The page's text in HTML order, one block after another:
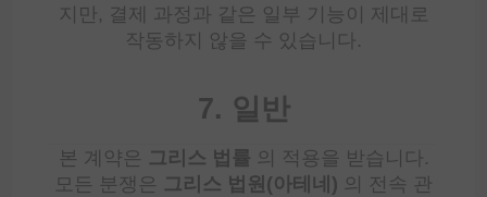
지만, 결제 과정과 같은 일부 기능이 제대로
작동하지 않을 수 있습니다.
7. 일반
본 계약은 그리스 법률 의 적용을 받습니다.
모든 분쟁은 그리스 법원(아테네) 의 전속 관